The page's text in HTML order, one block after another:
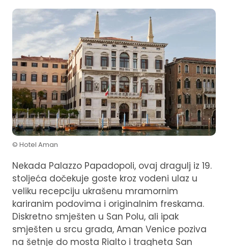
© Hotel Aman
Nekada Palazzo Papadopoli, ovaj dragulj iz 19.
stoljeća dočekuje goste kroz vodeni ulaz u
veliku recepciju ukrašenu mramornim
kariranim podovima i originalnim freskama.
Diskretno smješten u San Polu, ali ipak
smješten u srcu grada, Aman Venice poziva
na šetnje do mosta Rialto i tragheta San